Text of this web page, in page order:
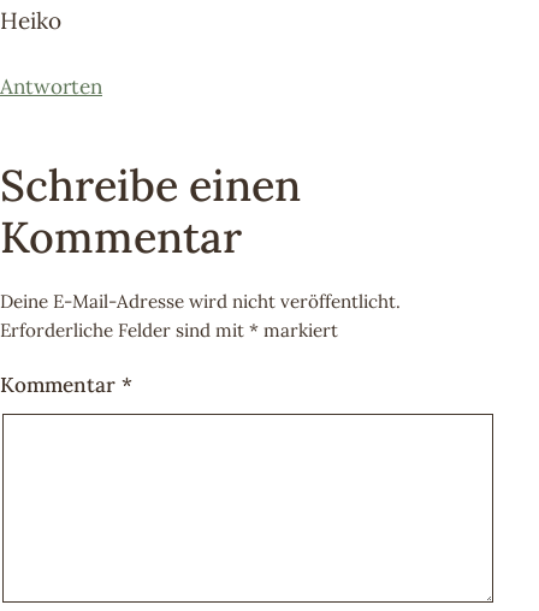
Heiko
Antworten
Schreibe einen
Kommentar
Deine E-Mail-Adresse wird nicht veröffentlicht.
Erforderliche Felder sind mit * markiert
Kommentar *